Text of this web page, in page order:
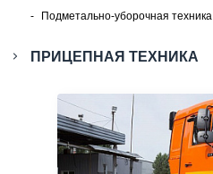
Подметально-уборочная техника
ПРИЦЕПНАЯ ТЕХНИКА